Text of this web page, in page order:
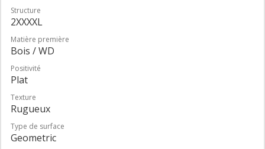
Structure
2XXXXL
Matière première
Bois / WD
Positivité
Plat
Texture
Rugueux
Type de surface
Geometric